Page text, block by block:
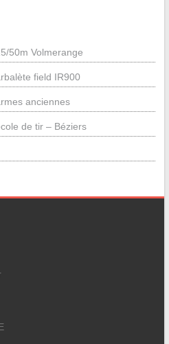
50m Volmerange
field IR900
anciennes
de tir – Béziers